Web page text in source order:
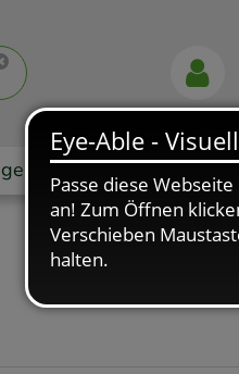
Markenshops